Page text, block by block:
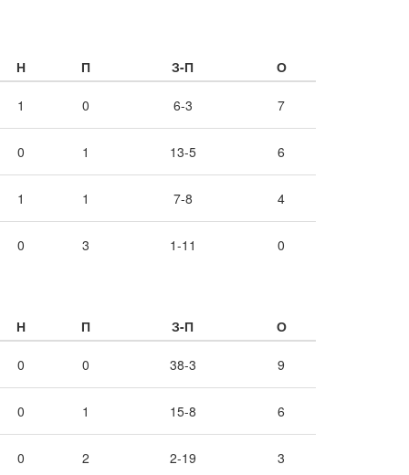
Н П З-П О
1 0 6-3 7
0 1 13-5 6
1 1 7-8 4
0 3 1-11 0
Н П З-П О
0 0 38-3 9
0 1 15-8 6
0 2 2-19 3